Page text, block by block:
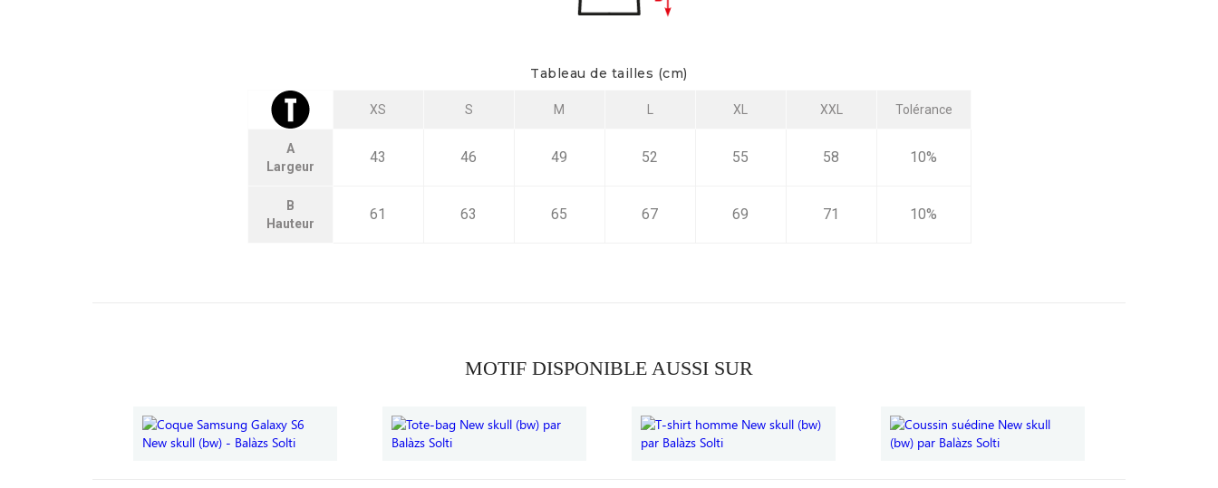
Tableau de tailles (cm)
XS S M XL XXL Tolérance
A
Largeur
43 46 49 52 55 58 10%
B
Hauteur
61 63 65 67 69 71 10%
MOTIF DISPONIBLE AUSSI SUR